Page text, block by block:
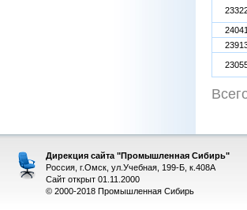
Дирекция сайта "Промышленная Сибирь"
Россия, г.Омск, ул.Учебная, 199-Б, к.408А
Сайт открыт 01.11.2000
© 2000-2018 Промышленная Сибирь